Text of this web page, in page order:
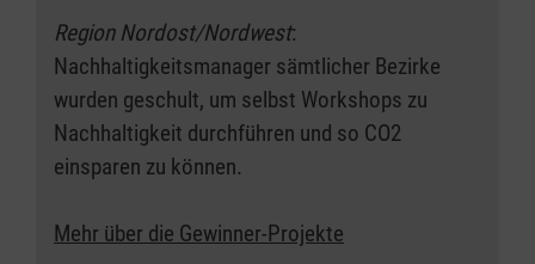
Region Nordost/Nordwest:
Nachhaltigkeitsmanager sämtlicher Bezirke
wurden geschult, um selbst Workshops zu
Nachhaltigkeit durchführen und so CO2
einsparen zu können.
Mehr über die Gewinner-Projekte